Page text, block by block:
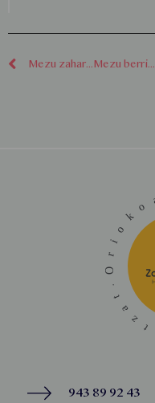
Mezu zaharragoak Mezu berriagoak
943 89 92 43